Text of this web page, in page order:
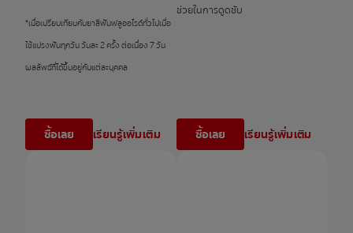
*เมื่อเปรียบเทียบกับยาสีฟันฟลูออไรด์ทั่วไปเมื่อ
ใช้แปรงฟันทุกวัน วันละ 2 ครั้ง ต่อเนื่อง 7 วัน
ผลลัพธ์ที่ได้ขึ้นอยู่กับแต่ละบุคคล
ซื้อเลย เรียนรู้เพิ่มเติม
ช่วยในการดูดซับ
ซื้อเลย เรียนรู้เพิ่มเติม